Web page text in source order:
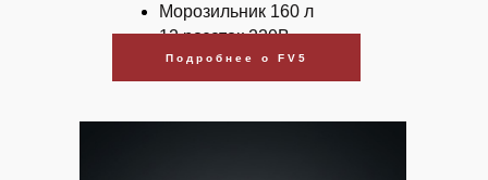
Морозильник 160 л
12 розеток 220В
Подробнее о FV5